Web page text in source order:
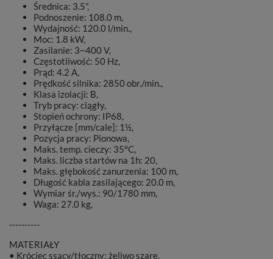
Średnica: 3.5”,
Podnoszenie: 108.0 m,
Wydajność: 120.0 l/min.,
Moc: 1.8 kW,
Zasilanie: 3~400 V,
Częstotliwość: 50 Hz,
Prąd: 4.2 A,
Prędkość silnika: 2850 obr./min.,
Klasa izolacji: B,
Tryb pracy: ciągły,
Stopień ochrony: IP68,
Przyłącze [mm/cale]: 1½,
Pozycja pracy: Pionowa,
Maks. temp. cieczy: 35°C,
Maks. liczba startów na 1h: 20,
Maks. głębokość zanurzenia: 100 m,
Długość kabla zasilającego: 20.0 m,
Wymiar śr./wys.: 90/1780 mm,
Waga: 27.0 kg,
----------
MATERIAŁY
• Króciec ssący/tłoczny: żeliwo szare,